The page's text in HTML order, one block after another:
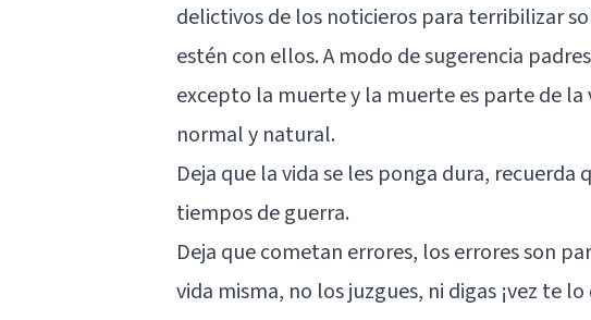
delictivos de los noticieros para terribilizar
estén con ellos. A modo de sugerencia
excepto la muerte y la muerte es parte de
normal y natural.
Deja que la vida se les ponga dura, recuerda
tiempos de guerra.
Deja que cometan errores, los errores son
vida misma, no los juzgues, ni digas ¡vez te